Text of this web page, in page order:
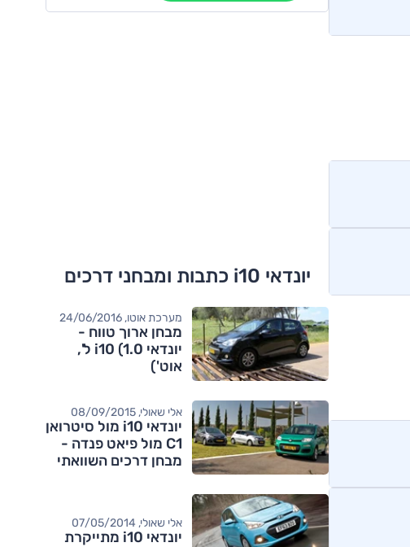
יונדאי i10 כתבות ומבחני דרכים
מערכת אוטו, 24/06/2016
מבחן ארוך טווח -
יונדאי i10 (1.0 ל',
אוט')
אלי שאולי, 08/09/2015
יונדאי i10 מול סיטרואן
C1 מול פיאט פנדה -
מבחן דרכים השוואתי
אלי שאולי, 07/05/2014
יונדאי i10 מתייקרת